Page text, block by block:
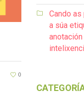
0
Cando as
a súa